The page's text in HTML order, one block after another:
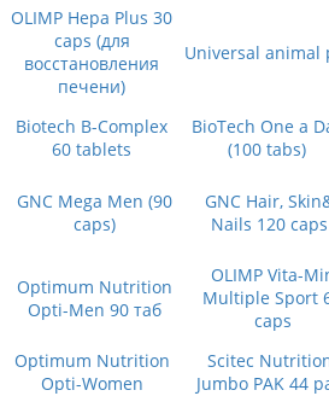
OLIMP Hepa Plus 30
caps (для
восстановления
печени)
Universal animal
Biotech B-Complex
60 tablets
BioTech One a
(100 tabs)
GNC Mega Men (90
caps)
GNC Hair,
Nails 120 caps
Optimum Nutrition
Opti-Men 90 таб
OLIMP Vita-
Multiple Sport
caps
Optimum Nutrition
Opti-Women
Scitec
Jumbo PAK 44